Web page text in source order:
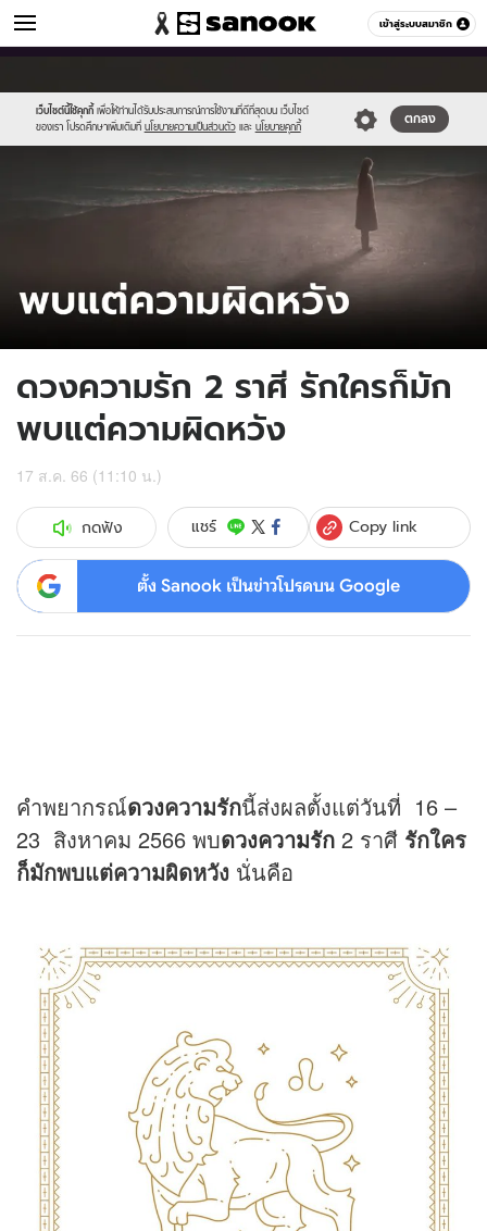
เข้าสู่ระบบสมาชิก
ดูดวง หมวดอื่นๆ
เว็บไซต์นี้ใช้คุกกี้ เพื่อให้ท่านได้รับประสบการณ์การใช้งานที่ดีที่สุดบน เว็บไซต์
ของเรา โปรดศึกษาเพิ่มเติมที่ นโยบายความเป็นส่วนตัว และ นโยบายคุกกี้
ตกลง
new-
sanook.png
template-
update-
april.jpg
ดวงความรัก 2 ราศี รักใครก็มัก
พบแต่ความผิดหวัง
17 ส.ค. 66 (11:10 น.)
กดฟัง แชร์ Copy link
ตั้ง Sanook เป็นข่าวโปรดบน Google
คำพยากรณ์ดวงความรักนี้ส่งผลตั้งแต่วันที่ 16 –
23 สิงหาคม 2566 พบดวงความรัก 2 ราศี รักใคร
ก็มักพบแต่ความผิดหวัง นั่นคือ